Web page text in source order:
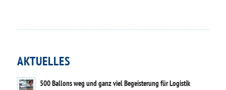
AKTUELLES
500 Ballons weg und ganz viel Begeisterung für Logistik